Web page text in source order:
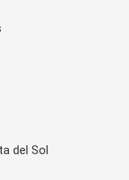
del Sol